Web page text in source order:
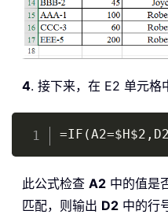
4. 接下来，在 E2 单元格
此公式检查 A2 中的值是
匹配，则输出 D2 中的行